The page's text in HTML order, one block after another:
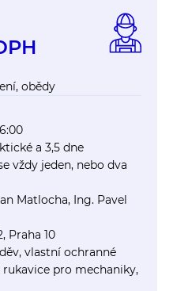
obědy
a 3,5 dne
vždy jeden, nebo dva
Matlocha, Ing. Pavel
Praha 10
vlastní ochranné
pro mechaniky,